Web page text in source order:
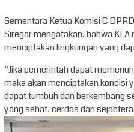
Sementara Ketua Komisi C
Siregar mengatakan, bahwa
menciptakan lingkungan yang
“Jika pemerintah dapat
maka akan menciptakan kondisi
dapat tumbuh dan berkembang
yang sehat, cerdas dan